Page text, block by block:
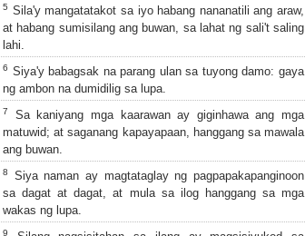
5 Sila'y mangatatakot sa iyo habang nananatili ang araw,
at habang sumisilang ang buwan, sa lahat ng sali't saling
lahi.
6 Siya'y babagsak na parang ulan sa tuyong damo: gaya
ng ambon na dumidilig sa lupa.
7
Sa kaniyang mga kaarawan ay giginhawa ang mga
matuwid; at saganang kapayapaan, hanggang sa mawala
ang buwan.
8
Siya naman ay magtataglay ng pagpapakapanginoon
sa dagat at dagat, at mula sa ilog hanggang sa mga
wakas ng lupa.
9